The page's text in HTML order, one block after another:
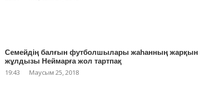
Семейдің балғын футболшылары жаһанның жарқын
жұлдызы Неймарға жол тартпақ
19:43 Маусым 25, 2018